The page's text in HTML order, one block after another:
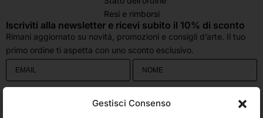
Gestisci Consenso
Resi e rimborsi
Iscriviti alla newsletter e ricevi subito il 10% di sconto
Rimani aggiornato su novità, promozioni e consigli d’arte. Il tuo
primo ordine ti aspetta con uno sconto esclusivo.
accetti che i dati personali da te forniti vengano trasferiti a Brevo per il